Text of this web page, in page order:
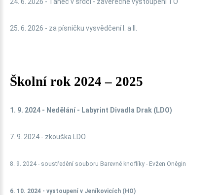
25. 6. 2026 - za písničku vysvědčení I. a II.
Školní rok 2024 – 2025
1. 9. 2024 - Nedělání - Labyrint Divadla Drak (LDO)
7. 9. 2024 - zkouška LDO
8. 9. 2024 - soustředění souboru Barevné knoflíky - Evžen Oněgin
6. 10. 2024 - vystoupení v Jeníkovicích (HO)